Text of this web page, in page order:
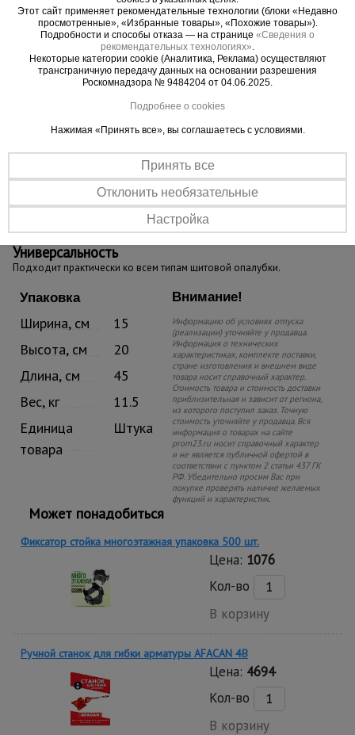
Надежная фиксация
Анкер позволяет создать максимально прочную и надежную
конструкцию без люфта щитов опалубки в независимости от
Универсальность
Подходит практически ко всем типам щитовой опалубки.
Упаковка
Ширина, см
15
Высота, см
20
Длина, см
45
Вес, кг
11.5
Единица
товара
Штука
Внимание!
Информацию об условиях отпуска
(реализации) уточняйте у продавца.
Информация о технических
характеристиках, комплекте поставки,
стране изготовления и внешнем виде
товара носит справочный характер.
Стоимость товара и стоимость доставки
приблизительная и зависит от региона,
из которого поступил заказ. Точную
стоимость уточняйте у продавца. Вся
информация о товарах на сайте
prom23.ru носит справочный характер
и не является публичной офертой в
соответствии с пунктом 2 статьи 437 ГК
РФ. Убедительно просим Вас при
покупке проверять наличие желаемых
функций и характеристик.
Может понадобиться
Фиксатор стойка многоэтажная упаковка 500 шт.
Цена: 1076
Кол-во
В корзину
Ручной станок для гибки арматуры AFACAN 4B
Цена: 4694
Кол-во
В корзину
Этот сайт применяет рекомендательные технологии (блоки «Недавно
просмотренные», «Избранные товары», «Похожие товары»).
Подробности и способы отказа — на странице «Сведения о
рекомендательных технологиях».
Некоторые категории cookie (Аналитика, Реклама) осуществляют
трансграничную передачу данных на основании разрешения
Роскомнадзора № 9484204 от 04.06.2025.
Подробнее о cookies
Нажимая «Принять все», вы соглашаетесь с условиями.
Принять все
Отклонить необязательные
Настройка